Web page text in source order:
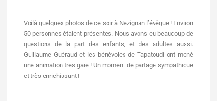
Voilà quelques photos de ce soir à Nezignan l’évêque ! Environ
50 personnes étaient présentes. Nous avons eu beaucoup de
questions de la part des enfants, et des adultes aussi.
Guillaume Guéraud et les bénévoles de Tapatoudi ont mené
une animation très gaie ! Un moment de partage sympathique
et très enrichissant !